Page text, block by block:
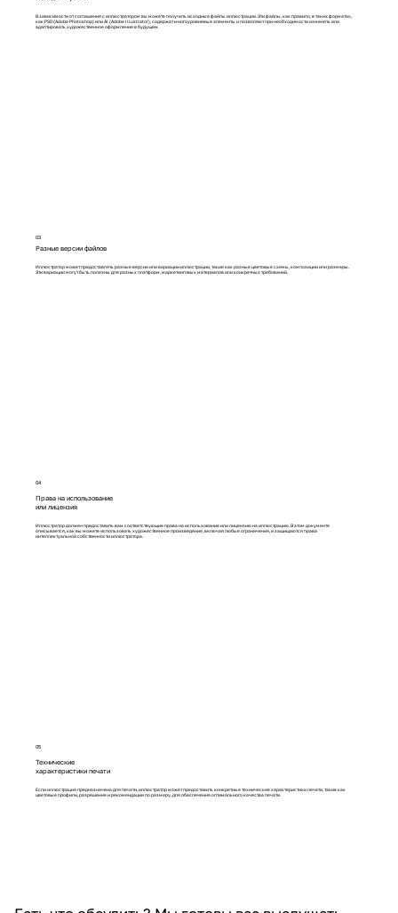
Технические
характеристики печати
05
Если иллюстрация предназначена для печати, иллюстратор может предоставить конкретные технические характеристики печати, такие как
цветовые профили, разрешение и рекомендации по размеру, для обеспечения оптимального качества печати.
В зависимости от соглашения с иллюстратором вы можете получить исходные файлы иллюстрации. Эти файлы, как правило, в таких форматах,
как PSD (Adobe Photoshop) или AI (Adobe Illustrator), содержат многоуровневые элементы и позволяют при необходимости изменять или
адаптировать художественное оформление в будущем.
Разные версии файлов
03
Иллюстратор может предоставлять разные версии или вариации иллюстрации, такие как разные цветовые схемы, композиции или размеры.
Эти вариации могут быть полезны для разных платформ, маркетинговых материалов или конкретных требований.
Права на использование
или лицензия
04
Иллюстратор должен предоставить вам соответствующие права на использование или лицензию на иллюстрацию. В этом документе
описывается, как вы можете использовать художественное произведение, включая любые ограничения, и защищаются права
интеллектуальной собственности иллюстратора.